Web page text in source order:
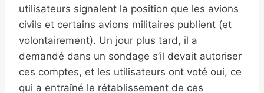
utilisateurs signalent la position que les avions
civils et certains avions militaires publient (et
volontairement). Un jour plus tard, il a
demandé dans un sondage s’il devait autoriser
ces comptes, et les utilisateurs ont voté oui, ce
qui a entraîné le rétablissement de ces